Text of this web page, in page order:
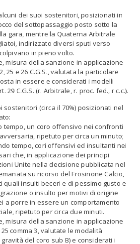
dei suoi sostenitori, posizionati in
del sottopassaggio posto sotto la
gara, mentre la Quaterna Arbitrale
indirizzato diversi sputi verso
in pieno volto.
misura della sanzione in applicazione
25 e 26 C.G.S., valutata la particolare
in essere e considerati i modelli
C.G.S. (r. Arbitrale, r. proc. fed., r c.c.).
sostenitori (circa il 70%) posizionati nel
tempo, un coro offensivo nei confronti
ripetuto per circa un minuto;
tempo, cori offensivi ed insultanti nei
che, in applicazione dei principi
Unite nella decisione pubblicata nel
su ricorso del Frosinone Calcio,
insulti beceri e di pessimo gusto e
o insulto per motivi di origine
a porre in essere un comportamento
ripetuto per circa due minuti.
misura della sanzione in applicazione
comma 3, valutate le modalità
del coro sub B) e considerati i